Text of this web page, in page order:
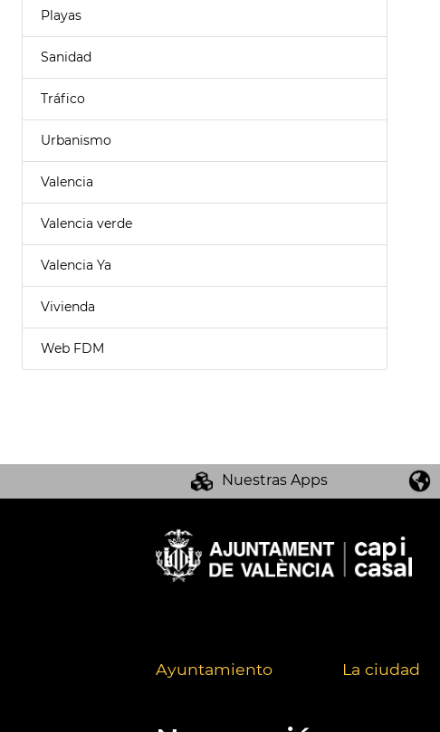
Playas
Sanidad
Tráfico
Urbanismo
Valencia
Valencia verde
Valencia Ya
Vivienda
Web FDM
Nuestras Apps
Ayuntamiento La ciudad